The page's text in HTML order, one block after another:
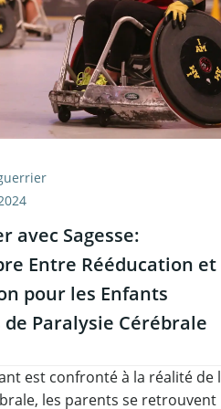
avec Sagesse:
Entre Rééducation et
pour les Enfants
Paralysie Cérébrale
est confronté à la réalité de
les parents se retrouvent